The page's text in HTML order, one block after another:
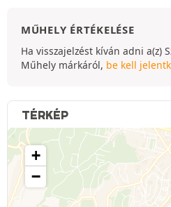
MŰHELY ÉRTÉKELÉSE
Ha visszajelzést kíván adni a(z)
Műhely márkáról, be kell
TÉRKÉP
+
−